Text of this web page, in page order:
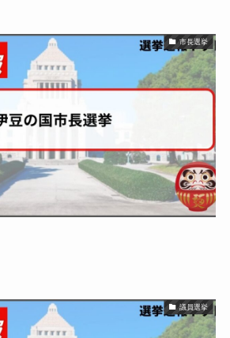
市長選挙
議員選挙